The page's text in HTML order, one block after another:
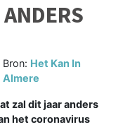
Bron: Het Kan In
Almere
zal dit jaar anders
het coronavirus